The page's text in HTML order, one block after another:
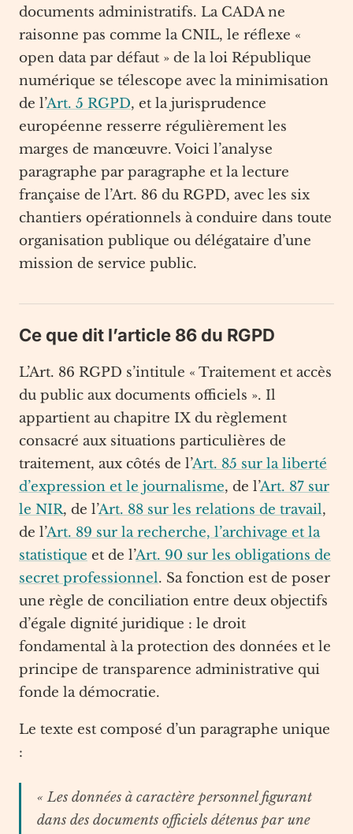
documents administratifs. La CADA ne
raisonne pas comme la CNIL, le réflexe «
open data par défaut » de la loi République
numérique se télescope avec la minimisation
de l’Art. 5 RGPD, et la jurisprudence
européenne resserre régulièrement les
marges de manœuvre. Voici l’analyse
paragraphe par paragraphe et la lecture
française de l’Art. 86 du RGPD, avec les six
chantiers opérationnels à conduire dans toute
organisation publique ou délégataire d’une
mission de service public.
Ce que dit l’article 86 du RGPD
L’Art. 86 RGPD s’intitule « Traitement et accès
du public aux documents officiels ». Il
appartient au chapitre IX du règlement
consacré aux situations particulières de
traitement, aux côtés de l’Art. 85 sur la liberté
d’expression et le journalisme, de l’Art. 87 sur
le NIR, de l’Art. 88 sur les relations de travail,
de l’Art. 89 sur la recherche, l’archivage et la
statistique et de l’Art. 90 sur les obligations de
secret professionnel. Sa fonction est de poser
une règle de conciliation entre deux objectifs
d’égale dignité juridique : le droit
fondamental à la protection des données et le
principe de transparence administrative qui
fonde la démocratie.
Le texte est composé d’un paragraphe unique
:
« Les données à caractère personnel figurant
dans des documents officiels détenus par une